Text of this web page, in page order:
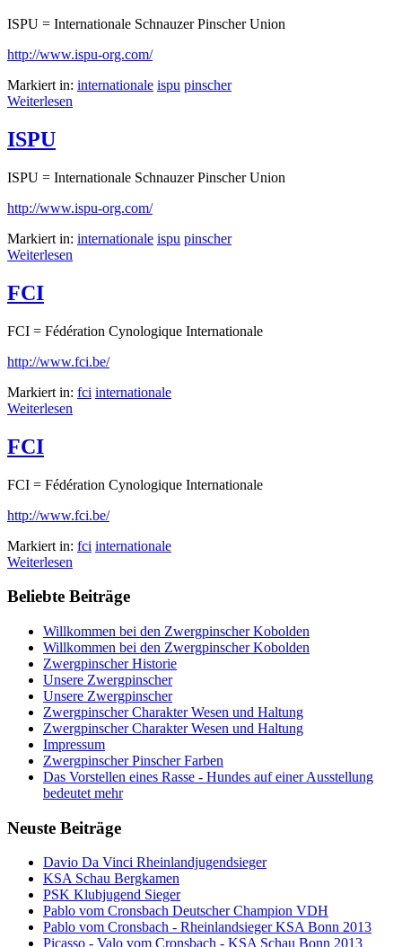
ISPU = Internationale Schnauzer Pinscher Union
http://www.ispu-org.com/
Markiert in: internationale ispu pinscher
Weiterlesen
ISPU
ISPU = Internationale Schnauzer Pinscher Union
http://www.ispu-org.com/
Markiert in: internationale ispu pinscher
Weiterlesen
FCI
FCI = Fédération Cynologique Internationale
http://www.fci.be/
Markiert in: fci internationale
Weiterlesen
FCI
FCI = Fédération Cynologique Internationale
http://www.fci.be/
Markiert in: fci internationale
Weiterlesen
Beliebte Beiträge
Willkommen bei den Zwergpinscher Kobolden
Willkommen bei den Zwergpinscher Kobolden
Zwergpinscher Historie
Unsere Zwergpinscher
Unsere Zwergpinscher
Zwergpinscher Charakter Wesen und Haltung
Zwergpinscher Charakter Wesen und Haltung
Impressum
Zwergpinscher Pinscher Farben
Das Vorstellen eines Rasse - Hundes auf einer Ausstellung
bedeutet mehr
Neuste Beiträge
Davio Da Vinci Rheinlandjugendsieger
KSA Schau Bergkamen
PSK Klubjugend Sieger
Pablo vom Cronsbach Deutscher Champion VDH
Pablo vom Cronsbach - Rheinlandsieger KSA Bonn 2013
Picasso - Valo vom Cronsbach - KSA Schau Bonn 2013